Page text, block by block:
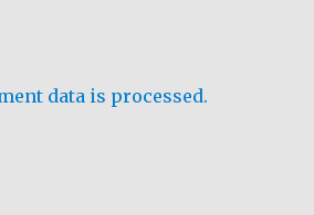
data is processed.